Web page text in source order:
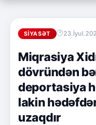
SIYASƏT
Miqrasiya
dövründən
deportasiya
lakin
uzaqdır